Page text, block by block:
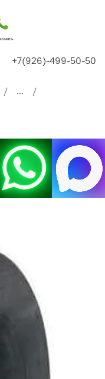
499-50-50
...